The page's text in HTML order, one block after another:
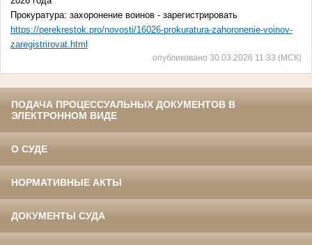
Прокуратура: захоронение воинов - зарегистрировать
https://perekrestok.pro/novosti/16026-prokuratura-zahoronenie-voinov-
zaregistrirovat.html
опубликовано 30.03.2026 11:33 (МСК)
ПОДАЧА ПРОЦЕССУАЛЬНЫХ ДОКУМЕНТОВ В
ЭЛЕКТРОННОМ ВИДЕ
О СУДЕ
НОРМАТИВНЫЕ АКТЫ
ДОКУМЕНТЫ СУДА